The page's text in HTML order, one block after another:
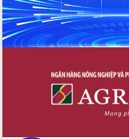
Phát huy vai trò của người có uy tín
trong phòng chống tảo hôn và hôn
nhân cận huyết thống
Nông sản Tây Nguyên thu hút doanh
Đắk Lắk định vị thương hiệu du lịch
“Biển – Rừng – Cà phê” trong không
gian phát triển mới
Hội nghị chia sẻ kinh nghiệm, chuyển